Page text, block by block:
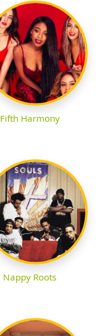
Fifth Harmony
Nappy Roots